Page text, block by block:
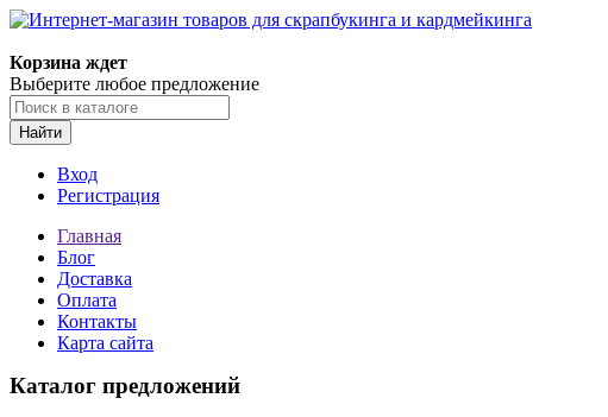
Корзина ждет
Выберите любое предложение
Найти
Вход
Регистрация
Главная
Блог
Доставка
Оплата
Контакты
Карта сайта
Каталог предложений